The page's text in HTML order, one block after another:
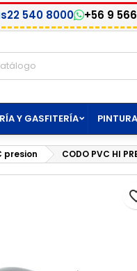
22 540 8000 +56 9
Y GASFITERÍA
presion CODO PVC HI
Cancelar
guardar productos en su
Cancelar